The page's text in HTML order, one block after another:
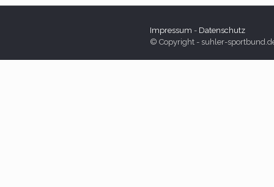
Impressum - Datenschutz
© Copyright - suhler-